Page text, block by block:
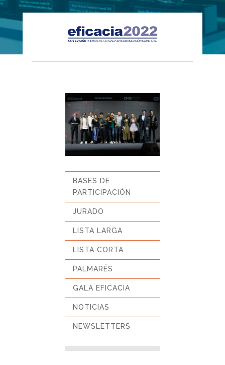
BASES DE
PARTICIPACIÓN
JURADO
LISTA LARGA
LISTA CORTA
PALMARÉS
GALA EFICACIA
NOTICIAS
NEWSLETTERS